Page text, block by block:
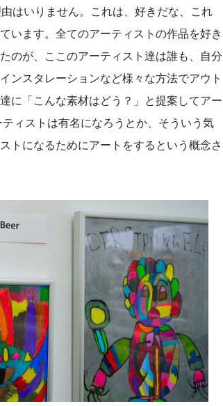
はいりません。これは、好きだな、これ
います。全てのアーティストの作品を好き
のが、ここのアーティスト達は誰も、自分
ンスタレーションなど様々な方法でアウト
に「こんな素材はどう？」と提案してアー
ィストは有名になろうとか、そういう気
トになるためにアートをするという概念さ